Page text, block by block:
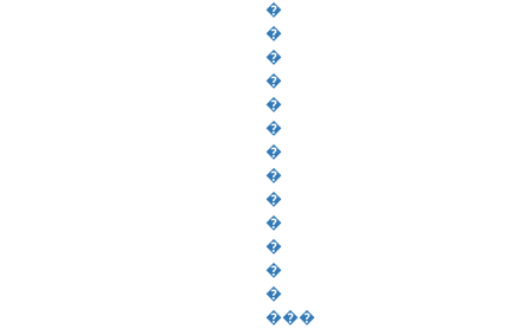
�
�
�
�
�
�
�
�
�
�
�
�
�
���